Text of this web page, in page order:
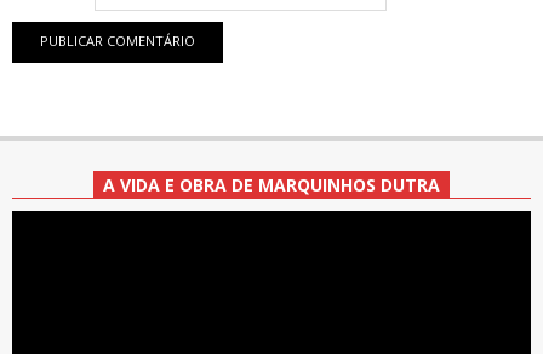
A VIDA E OBRA DE MARQUINHOS DUTRA